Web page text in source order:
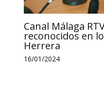
Canal Málaga
reconocidos en
Herrera
16/01/2024